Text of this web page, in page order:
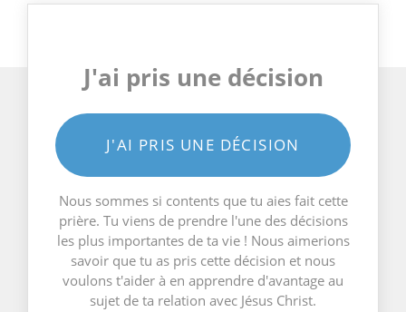
J'ai pris une décision
J'AI PRIS UNE DÉCISION
Nous sommes si contents que tu aies fait cette
prière. Tu viens de prendre l'une des décisions
les plus importantes de ta vie ! Nous aimerions
savoir que tu as pris cette décision et nous
voulons t'aider à en apprendre d'avantage au
sujet de ta relation avec Jésus Christ.